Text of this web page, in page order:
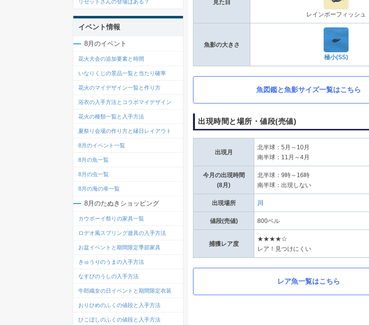
見た目
レインボーフィッシュ
魚影の大きさ
極小(SS)
魚図鑑と魚影サイズ一覧はこちら
出現時間と場所・値段(売値)
出現月
北半球：5月～10月
南半球：11月～4月
今月の出現時間
(8月)
北半球：9時～16時
南半球：出現しない
出現場所 川
値段(売値) 800ベル
捕獲レア度
★★★★☆
レア！見つけにくい
レア魚一覧はこちら
リセットさんの登場はある？
イベント情報
8月のイベント
花火大会の追加要素と時間
いなりくじの景品一覧と当たり確率
花火のマイデザイン一覧と作り方
浴衣の入手方法とコラボマイデザイン
花火の種類一覧と入手方法
夏祭り会場の作り方と縁日レイアウト
8月のイベント一覧
8月の魚一覧
8月の虫一覧
8月の海の幸一覧
8月のたぬきショッピング
カウボーイ祭りの家具一覧
ロデオ風スプリング遊具の入手方法
お盆イベントと期間限定季節家具
きゅうりのうまの入手方法
なすびのうしの入手方法
牛郎織女の日イベントと期間限定衣装
おりひめのふくの値段と入手方法
ひこぼしのふくの値段と入手方法